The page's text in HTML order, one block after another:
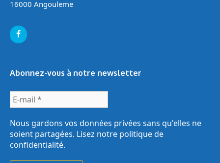
16000 Angouleme
Abonnez-vous à notre newsletter
E-
mail
*Nous gardons vos données privées sans qu'elles ne
soient partagées. Lisez notre politique de
confidentialité.